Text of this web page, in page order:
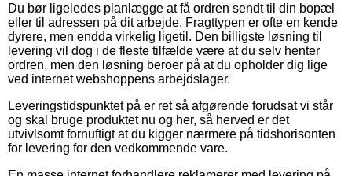
Du bør ligeledes planlægge at få ordren sendt til din bopæl
eller til adressen på dit arbejde. Fragttypen er ofte en kende
dyrere, men endda virkelig ligetil. Den billigste løsning til
levering vil dog i de fleste tilfælde være at du selv henter
ordren, men den løsning beroer på at du opholder dig lige
ved internet webshoppens arbejdslager.
Leveringstidspunktet på er ret så afgørende forudsat vi står
og skal bruge produktet nu og her, så herved er det
utvivlsomt fornuftigt at du kigger nærmere på tidshorisonten
for levering for den vedkommende vare.